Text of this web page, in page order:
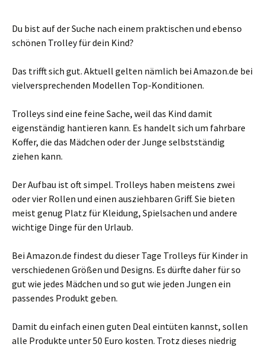
Du bist auf der Suche nach einem praktischen und ebenso
schönen Trolley für dein Kind?
Das trifft sich gut. Aktuell gelten nämlich bei Amazon.de bei
vielversprechenden Modellen Top-Konditionen.
Trolleys sind eine feine Sache, weil das Kind damit
eigenständig hantieren kann. Es handelt sich um fahrbare
Koffer, die das Mädchen oder der Junge selbstständig
ziehen kann.
Der Aufbau ist oft simpel. Trolleys haben meistens zwei
oder vier Rollen und einen ausziehbaren Griff. Sie bieten
meist genug Platz für Kleidung, Spielsachen und andere
wichtige Dinge für den Urlaub.
Bei Amazon.de findest du dieser Tage Trolleys für Kinder in
verschiedenen Größen und Designs. Es dürfte daher für so
gut wie jedes Mädchen und so gut wie jeden Jungen ein
passendes Produkt geben.
Damit du einfach einen guten Deal eintüten kannst, sollen
alle Produkte unter 50 Euro kosten. Trotz dieses niedrig